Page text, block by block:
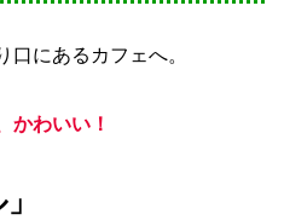
口にあるカフェへ。
かわいい！